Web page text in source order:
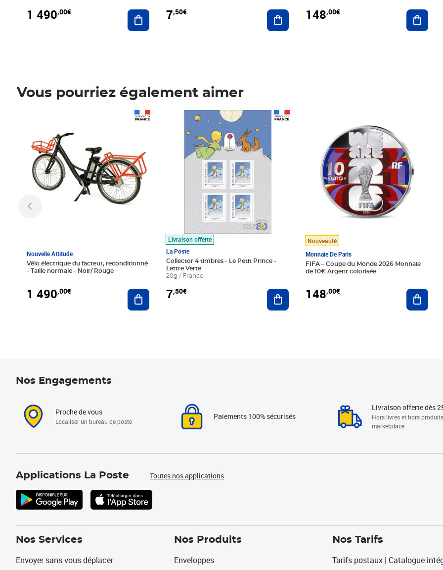
1 490,00€ Ajouter au panier
7,50€ Ajouter au panier
148,00€
Vous pourriez également aimer
Nouvelle Attitude
Vélo électrique du facteur, reconditionné
- Taille normale - Noir/ Rouge
1 490,00€ Ajouter au panier
Livraison offerte
La Poste
Collector 4 timbres - Le Petit Prince -
Lettre Verte
20g / France
7,50€
Prix 7,50€
Ajouter au panier
Nouveauté
Monnaie De Paris
FIFA – Coupe du Monde 2026 Monnaie
de 10€ Argent colorisée
148,00€
Nos Engagements
Proche de vous
Localiser un bureau de poste
Paiements 100% sécurisés
Livraison offerte dès
Hors livres et hors produits
marketplace
Applications La Poste Toutes nos applications
Nos Services
Envoyer sans vous déplacer
Nos Produits
Enveloppes
Nos Tarifs
Tarifs postaux | Catalogue